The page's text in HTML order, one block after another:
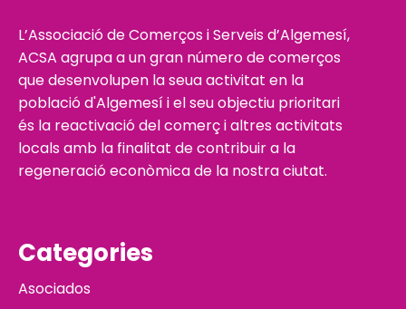
L’Associació de Comerços i Serveis d’Algemesí,
ACSA agrupa a un gran número de comerços
que desenvolupen la seua activitat en la
població d'Algemesí i el seu objectiu prioritari
és la reactivació del comerç i altres activitats
locals amb la finalitat de contribuir a la
regeneració econòmica de la nostra ciutat.
Categories
Asociados